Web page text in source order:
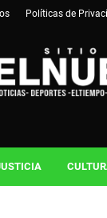
Políticas de